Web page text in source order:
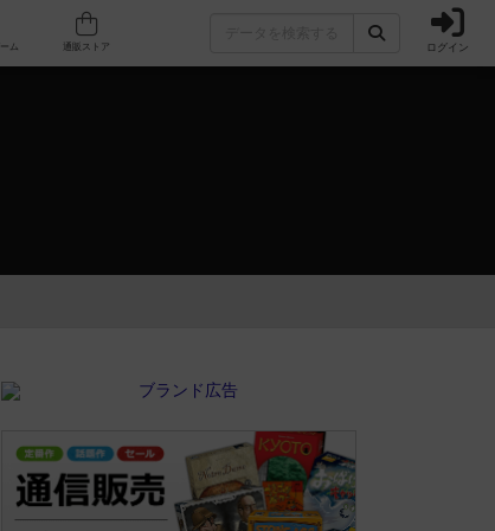
舗 人気ボードゲーム ログイン